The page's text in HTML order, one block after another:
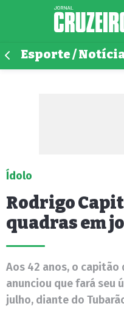
Esporte /
Ídolo
Rodrigo
quadras em
Aos 42 anos, o
anunciou que fará seu
julho, diante do